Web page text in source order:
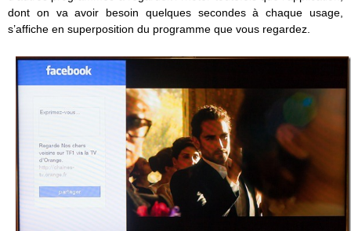
dont on va avoir besoin quelques secondes à chaque usage,
s’affiche en superposition du programme que vous regardez.